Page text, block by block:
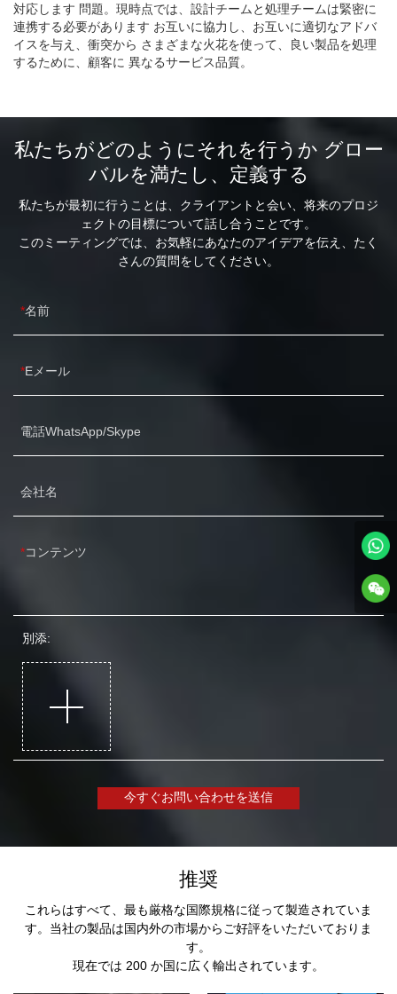
対応します 問題。現時点では、設計チームと処理チームは緊密に
連携する必要があります お互いに協力し、お互いに適切なアドバ
イスを与え、衝突から さまざまな火花を使って、良い製品を処理
するために、顧客に 異なるサービス品質。
私たちがどのようにそれを行うか グロー
バルを満たし、定義する
私たちが最初に行うことは、クライアントと会い、将来のプロジ
ェクトの目標について話し合うことです。
このミーティングでは、お気軽にあなたのアイデアを伝え、たく
さんの質問をしてください。
名前
Eメール
電話WhatsApp/Skype
会社名
コンテンツ
別添:
今すぐお問い合わせを送信
推奨
これらはすべて、最も厳格な国際規格に従って製造されていま
す。当社の製品は国内外の市場からご好評をいただいておりま
す。
現在では 200 か国に広く輸出されています。